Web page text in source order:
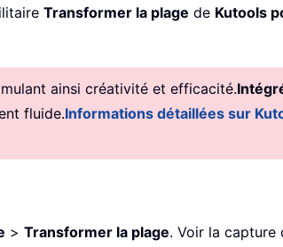
Transformer la plage de Kutools
ainsi créativité et efficacité.
fluide.Informations détaillées sur
> Transformer la plage. Voir la capture